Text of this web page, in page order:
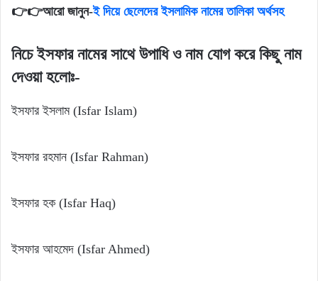
👉👉আরো জানুন-ই দিয়ে ছেলেদের ইসলামিক নামের তালিকা অর্থসহ
নিচে ইসফার নামের সাথে উপাধি ও নাম যোগ করে কিছু নাম
দেওয়া হলোঃ-
ইসফার ইসলাম (Isfar Islam)
ইসফার রহমান (Isfar Rahman)
ইসফার হক (Isfar Haq)
ইসফার আহমেদ (Isfar Ahmed)